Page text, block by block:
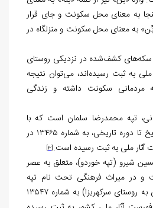
به معنای محل سکونت و جای قرار
به معنای محل سکونت و منزلگاه در
سکه‌های کشف‌شده در نزدیکی روستای
به ثبت رسیده‌اند، می‌توان نتیجه
مردمانی سکونت داشته و زندگی
تپه محمدرضا سلمان است که با
قدمتی از دوره پیش از تاریخ تا دوره تاریخی، به شماره ۱۳۴۶۵ در
[3]
شیرو (تپه خوردو)، متعلق به عصر
و در میراث فرهنگی تحت نام تپه
سرکهریزک (به دلیل نزدیکی به روستای سرکهریزا) به شماره ۱۳۵۴۷